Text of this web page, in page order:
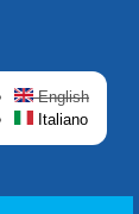
English
Italiano